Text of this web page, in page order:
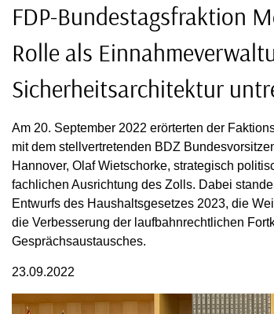
FDP-Bundestagsfraktion
Rolle als
Sicherheitsarchitektur
Am 20. September 2022 erörterten der
mit dem stellvertretenden BDZ
Hannover, Olaf Wietschorke, strategisch
fachlichen Ausrichtung des Zolls. Dabei
Entwurfs des Haushaltsgesetzes 2023, die
die Verbesserung der laufbahnrechtlichen
Gesprächsaustausches.
23.09.2022